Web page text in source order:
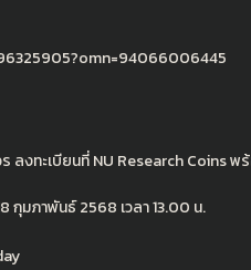
ลงทะเบียนที่ NU Research Coins
กุมภาพันธ์ 2568 เวลา 13.00 น.